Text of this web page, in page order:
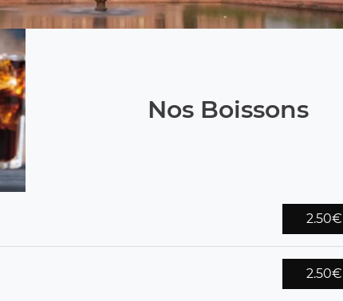
Nos Boissons
2.50€
2.50€